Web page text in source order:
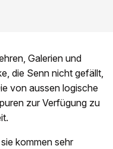
Galerien und
die Senn nicht gefällt,
von aussen logische
zur Verfügung zu
kommen sehr